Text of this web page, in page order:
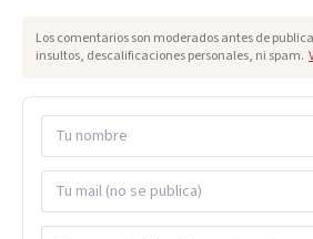
Los comentarios son moderados antes de
insultos, descalificaciones personales, ni spam.